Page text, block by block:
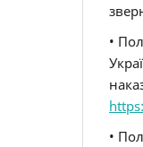
•
•